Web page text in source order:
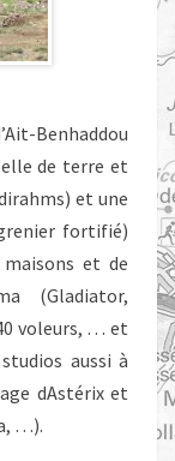
Benhaddou
de terre et
et une
fortifié)
et de
(Gladiator,
voleurs, … et
aussi à
dAstérix et
…).